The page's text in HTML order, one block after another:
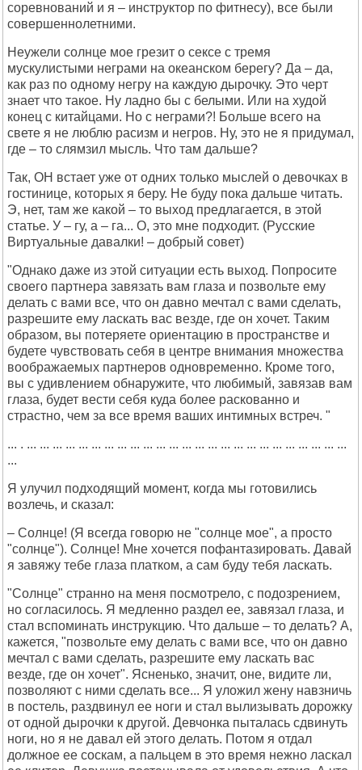
соревнований и я – инструктор по фитнесу), все были
совершеннолетними.
Неужели солнце мое грезит о сексе с тремя
мускулистыми неграми на океанском берегу? Да – да,
как раз по одному негру на каждую дырочку. Это черт
знает что такое. Ну ладно бы с белыми. Или на худой
конец с китайцами. Но с неграми?! Больше всего на
свете я не люблю расизм и негров. Ну, это не я придумал,
где – то слямзил мысль. Что там дальше?
Так, ОН встает уже от одних только мыслей о девочках в
гостинице, которых я беру. Не буду пока дальше читать.
Э, нет, там же какой – то выход предлагается, в этой
статье. У – гу, а – га... О, это мне подходит. (Русские
Виртуальные давалки! – добрый совет)
"Однако даже из этой ситуации есть выход. Попросите
своего партнера завязать вам глаза и позвольте ему
делать с вами все, что он давно мечтал с вами сделать,
разрешите ему ласкать вас везде, где он хочет. Таким
образом, вы потеряете ориентацию в пространстве и
будете чувствовать себя в центре внимания множества
воображаемых партнеров одновременно. Кроме того,
вы с удивлением обнаружите, что любимый, завязав вам
глаза, будет вести себя куда более раскованно и
страстно, чем за все время ваших интимных встреч. "
... . ... ... ... ... ... ... ... ... ... ... ... ... ... ... ... ... ... ... ... ... ... ... ... ... ...
...
Я улучил подходящий момент, когда мы готовились
возлечь, и сказал:
– Солнце! (Я всегда говорю не "солнце мое", а просто
"солнце"). Солнце! Мне хочется пофантазировать. Давай
я завяжу тебе глаза платком, а сам буду тебя ласкать.
"Солнце" странно на меня посмотрело, с подозрением,
но согласилось. Я медленно раздел ее, завязал глаза, и
стал вспоминать инструкцию. Что дальше – то делать? А,
кажется, "позвольте ему делать с вами все, что он давно
мечтал с вами сделать, разрешите ему ласкать вас
везде, где он хочет". Ясненько, значит, оне, видите ли,
позволяют с ними сделать все... Я уложил жену навзничь
в постель, раздвинул ее ноги и стал вылизывать дорожку
от одной дырочки к другой. Девчонка пыталась сдвинуть
ноги, но я не давал ей этого делать. Потом я отдал
должное ее соскам, а пальцем в это время нежно ласкал